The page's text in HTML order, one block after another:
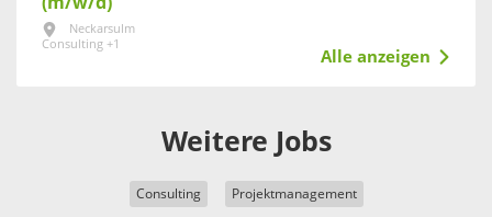
Neckarsulm
Consulting +1
Alle anzeigen
Weitere Jobs
Consulting Projektmanagement